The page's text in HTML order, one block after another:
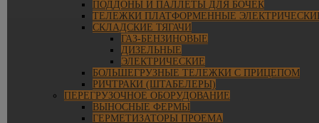
ПОДДОНЫ И ПАЛЛЕТЫ ДЛЯ БОЧЕК
ТЕЛЕЖКИ ПЛАТФОРМЕННЫЕ
СКЛАДСКИЕ ТЯГАЧИ
ГАЗ-БЕНЗИНОВЫЕ
ДИЗЕЛЬНЫЕ
ЭЛЕКТРИЧЕСКИЕ
БОЛЬШЕГРУЗНЫЕ ТЕЛЕЖКИ С ПРИЦЕПОМ
РИЧТРАКИ (ШТАБЕЛЕРЫ)
ПЕРЕГРУЗОЧНОЕ ОБОРУДОВАНИЕ
ВЫНОСНЫЕ ФЕРМЫ
ГЕРМЕТИЗАТОРЫ ПРОЕМА